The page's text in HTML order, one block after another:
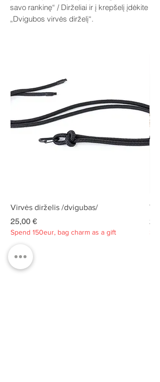
savo rankinę“ / Dirželiai ir į krepšelį įdėkite
„Dvigubos virvės dirželį“.
Virvės dirželis /dvigubas/
Kaina
25,00 €
Spend 150eur, bag charm as a gift